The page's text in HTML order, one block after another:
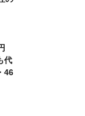
代
46